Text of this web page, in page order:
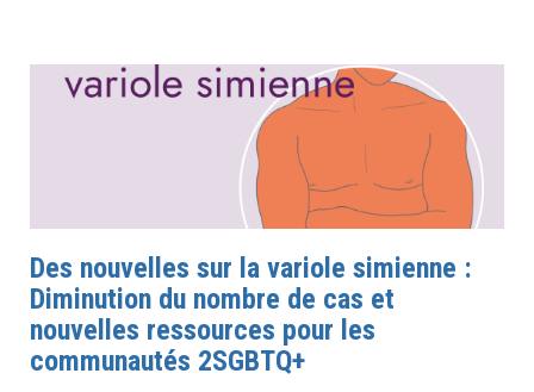
Des nouvelles sur la variole simienne :
Diminution du nombre de cas et
nouvelles ressources pour les
communautés 2SGBTQ+